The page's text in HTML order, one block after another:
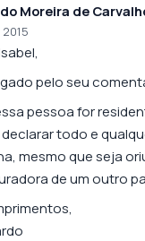
Moreira de
pelo seu
pessoa for
todo e
mesmo que seja
de um outro